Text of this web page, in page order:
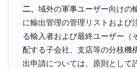
Fact1 今話題の「楽天ライオンズ
Fact1 奇跡の毛色「白毛馬」とは？
Fact1
全て勝つといくら？ 競馬GI
える賞金とは？
Fact1 平成仮面ライダーの意外すぎ
二、 域外の軍事ユーザー向けの
に輸出管理の管理リストおよび
る輸入者および最終ユーザー（
配する子会社、支店等の分枝機
出申請については、原則として